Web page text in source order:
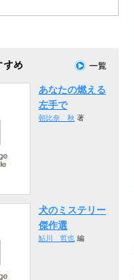
あなたの燃える
左手で
朝比奈 秋 著
犬のミステリー
傑作選
鮎川 哲也 編